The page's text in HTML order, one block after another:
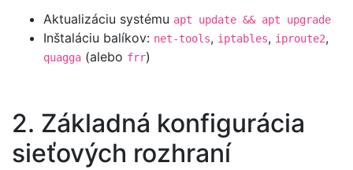
Aktualizáciu systému apt update && apt upgrade
Inštaláciu balíkov: net-tools, iptables, iproute2,
quagga (alebo frr)
2. Základná konfigurácia
sieťových rozhraní